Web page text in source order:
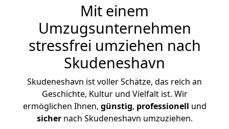
Mit einem
Umzugsunternehmen
stressfrei umziehen nach
Skudeneshavn
Skudeneshavn ist voller Schätze, das reich an
Geschichte, Kultur und Vielfalt ist. Wir
ermöglichen Ihnen, günstig, professionell und
sichernach Skudeneshavn umzuziehen.